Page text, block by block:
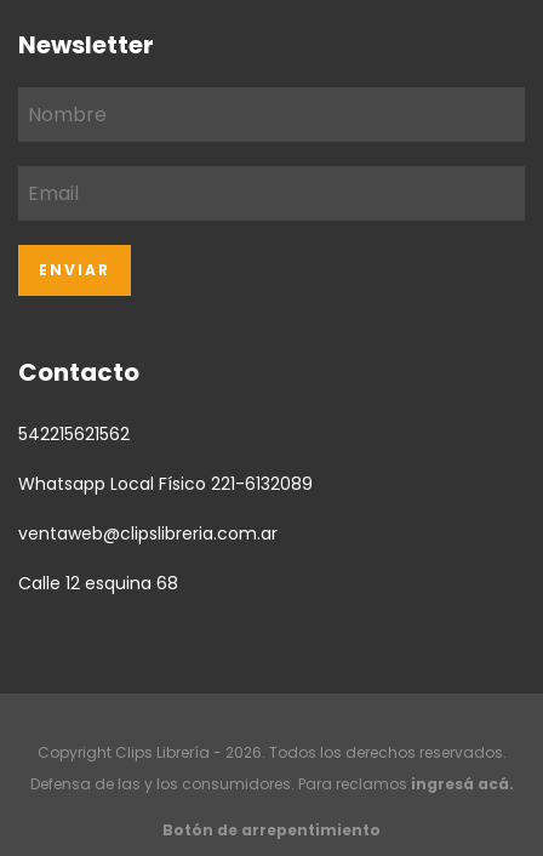
Newsletter
Contacto
542215621562
Whatsapp Local Físico 221-6132089
ventaweb@clipslibreria.com.ar
Calle 12 esquina 68
Copyright Clips Librería - 2026. Todos los derechos reservados.
Defensa de las y los consumidores. Para reclamos ingresá acá.
Botón de arrepentimiento